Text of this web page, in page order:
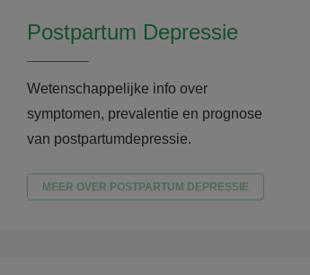
Postpartum Depressie
Wetenschappelijke info over
symptomen, prevalentie en prognose
van postpartumdepressie.
MEER OVER POSTPARTUM DEPRESSIE